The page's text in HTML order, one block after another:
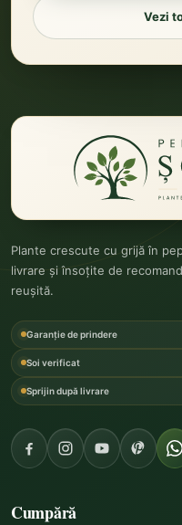
Vezi
Plante crescute cu grijă în
livrare și însoțite de
reușită.
Garanție de prindere
Soi verificat
Sprijin după livrare
Cumpără